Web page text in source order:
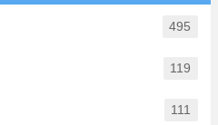
495
119
111